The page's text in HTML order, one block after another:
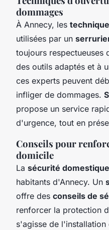
dommages
À Annecy, les
utilisées par un
toujours respectueuses
des outils adaptés et à
ces experts peuvent
infliger de dommages.
propose un service
d'urgence, tout en
Conseils pour
domicile
La sécurité domestique
habitants d'Annecy. Un
offre des conseils de
renforcer la protection
s'agisse de l'installation